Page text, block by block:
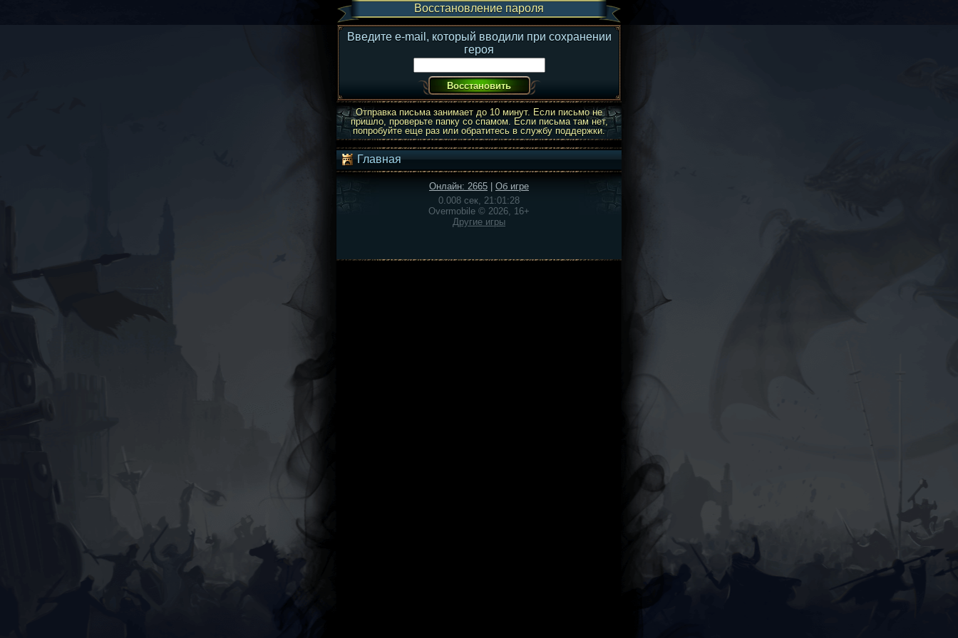
Восстановление пароля
Введите e-mail, который вводили при сохранении
героя
Отправка письма занимает до 10 минут. Если письмо не
пришло, проверьте папку со спамом. Если письма там нет,
попробуйте еще раз или обратитесь в службу поддержки.
Главная
Онлайн: 2665
Об игре
0.008 сек, 21:01:28
Overmobile © 2026, 16+
Другие игры